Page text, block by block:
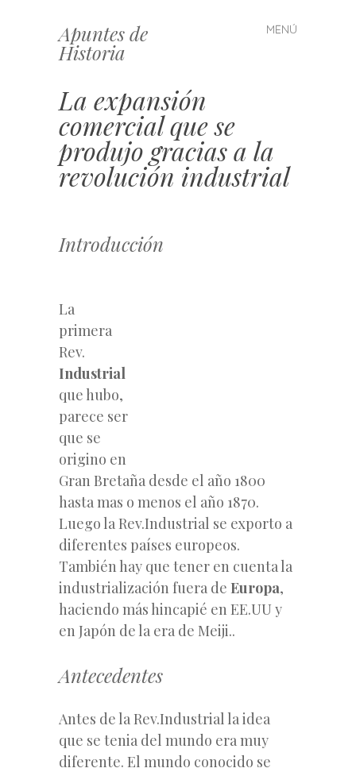
Apuntes de
Historia
MENÚ
Saltar
al
La expansión
comercial que se
produjo gracias a la
revolución industrial
Introducción
La
primera
Rev.
Industrial
que hubo,
parece ser
que se
origino en
Gran Bretaña desde el año 1800
hasta mas o menos el año 1870.
Luego la Rev.Industrial se exporto a
diferentes países europeos.
También hay que tener en cuenta la
industrialización fuera de Europa,
haciendo más hincapié en EE.UU y
en Japón de la era de Meiji..
Antecedentes
Antes de la Rev.Industrial la idea
que se tenia del mundo era muy
diferente. El mundo conocido se